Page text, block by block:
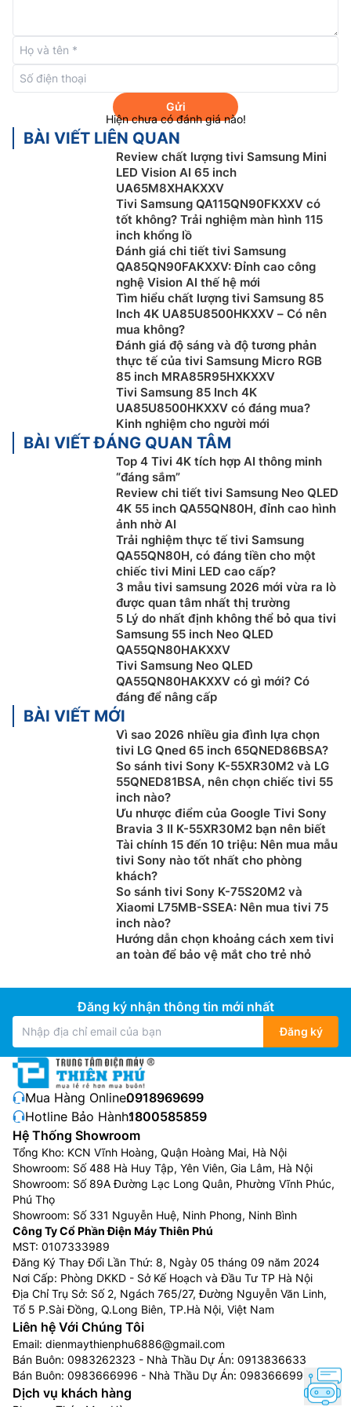
Xuất xứ: Chính hãng
Năm ra mắt: 2026
Công nghệ AI Upscaling nâng cấp hình ảnh chuẩn 4K:
Thưởng thức nội dung yêu thích của bạn với độ chi
tiết rực rỡ hơn nhờ công nghệ nâng cấp hình ảnh 4K
bằng AI. Bộ xử lý AI NQ4 thế hệ 2 có thể xử lý nội
dung và nâng cấp lên độ phân giải 4K với 20 mạng trí
tuệ AI – đồng thời vẫn duy trì chất lượng hình ảnh sắc
Công nghệ Adaptive Sound Pro: Bộ xử lý AI NQ4 thế
hệ 2 trên tivi SamsungQA55QN80Hhỗ trợ nhận diện
các loại âm thanh khác nhau – từ lời thoại đến nhạc
nền – tối ưu hóa theo từng nội dung và điều kiện môi
trường xung quanh, trước khi tinh chỉnh hoàn hảo với
công nghệ tái tạo âm thanh.
Trợ Lý Samsung Vision AI Companion
Việc nhận hỗ trợ từ AI giờ đây trở nên dễ dàng hơn với
Trợ lý Vision AI trên TV. Dù bạn hỏi về nội dung đang
xem hay những chủ đề thường ngày, AI cũng sẽ phản
hồi tức thì bằng video và hình ảnh thông qua nhiều
nguồn thông tin từ AI – mang đến trải nghiệm phong
phú, được cá nhân hóa trên màn hình lớn.
Chế Độ AI Football:Với chế độ AI Football, bạn có thể
xem bóng đá với các thiết lập hình ảnh và âm thanh
được tối ưu riêng cho môn thể thao này. Công nghệ
tối ưu bằng AI mang đến màu sắc rực rỡ hơn, độ
tương phản sống động và lời bình luận trong trẻo –
giúp bạn theo dõi từng đường chuyền, từng tiếng reo
hò với độ rõ nét chuẩn chuyên nghiệp.
để phân tích âm thanh theo thời gian thực và tách
thành hai kênh riêng biệt – giọng nói và hiệu ứng âm
thanh. Thông qua menu trên màn hình hoặc lệnh thoại,
bạn có thể điều chỉnh âm lượng của từng kênh, tạo
nên trải nghiệm nghe cá nhân hóa cho chương trình
TV, phim ảnh và trò chơi.
Thiết kế hình nền bằng AI:Với Generative Wallpaper,
tivi Samsung 4K QA55QN80HAKXXV của bạn có thể
tạo nên những hình ảnh độc đáo, ấn tượng và có một
không hai, phản ánh trọn vẹn khoảnh khắc hiện tại và
biến đổi không khí của cả không gian sống. Chỉ cần
chọn các từ khóa thể hiện bầu không khí bạn mong
muốn — dù là tiệc tùng cùng bạn bè, quây quần bên
gia đình hay thư giãn — và để AI làm nên điều kỳ diệu.
Hệ điều hành One UI Tizen
One UI Tizen mang đến trải nghiệm liền mạch và đồng
nhất trên các thiết bị Samsung. Samsung Tizen OS
giúp bạn tận hưởng trọn vẹn những đổi mới công nghệ
mới nhất của Samsung — từ truy cập nhanh nội dung
yêu thích, quản lý AI tiện lợi đến khả năng bảo mật
mạnh mẽ với Samsung Knox Security. Đặc biệt, One UI
Gửi
Hiện chưa có đánh giá nào!
BÀI VIẾT LIÊN QUAN
Review chất lượng tivi Samsung Mini
LED Vision AI 65 inch
UA65M8XHAKXXV
Tivi Samsung QA115QN90FKXXV có
tốt không? Trải nghiệm màn hình 115
inch khổng lồ
Đánh giá chi tiết tivi Samsung
QA85QN90FAKXXV: Đỉnh cao công
nghệ Vision AI thế hệ mới
Tìm hiểu chất lượng tivi Samsung 85
Inch 4K UA85U8500HKXXV – Có nên
mua không?
Đánh giá độ sáng và độ tương phản
thực tế của tivi Samsung Micro RGB
85 inch MRA85R95HXKXXV
Tivi Samsung 85 Inch 4K
UA85U8500HKXXV có đáng mua?
Kinh nghiệm cho người mới
BÀI VIẾT ĐÁNG QUAN TÂM
Top 4 Tivi 4K tích hợp AI thông minh
“đáng sắm”
Review chi tiết tivi Samsung Neo QLED
4K 55 inch QA55QN80H, đỉnh cao hình
ảnh nhờ AI
Trải nghiệm thực tế tivi Samsung
QA55QN80H, có đáng tiền cho một
chiếc tivi Mini LED cao cấp?
3 mẫu tivi samsung 2026 mới vừa ra lò
được quan tâm nhất thị trường
5 Lý do nhất định không thể bỏ qua tivi
Samsung 55 inch Neo QLED
QA55QN80HAKXXV
Tivi Samsung Neo QLED
QA55QN80HAKXXV có gì mới? Có
đáng để nâng cấp
BÀI VIẾT MỚI
Vì sao 2026 nhiều gia đình lựa chọn
tivi LG Qned 65 inch 65QNED86BSA?
So sánh tivi Sony K-55XR30M2 và LG
55QNED81BSA, nên chọn chiếc tivi 55
inch nào?
Ưu nhược điểm của Google Tivi Sony
Bravia 3 II K-55XR30M2 bạn nên biết
Tài chính 15 đến 10 triệu: Nên mua mẫu
tivi Sony nào tốt nhất cho phòng
khách?
So sánh tivi Sony K-75S20M2 và
Xiaomi L75MB-SSEA: Nên mua tivi 75
inch nào?
Hướng dẫn chọn khoảng cách xem tivi
an toàn để bảo vệ mắt cho trẻ nhỏ
Đăng ký nhận thông tin mới nhất
Đăng ký
Mua Hàng Online:0918969699
Hotline Bảo Hành:1800585859
Hệ Thống Showroom
Tổng Kho: KCN Vĩnh Hoàng, Quận Hoàng Mai, Hà Nội
Showroom: Số 488 Hà Huy Tập, Yên Viên, Gia Lâm, Hà Nội
Showroom: Số 89A Đường Lạc Long Quân, Phường Vĩnh Phúc,
Phú Thọ
Showroom: Số 331 Nguyễn Huệ, Ninh Phong, Ninh Bình
Công Ty Cổ Phần Điện Máy Thiên Phú
MST: 0107333989
Đăng Ký Thay Đổi Lần Thứ: 8, Ngày 05 tháng 09 năm 2024
Nơi Cấp: Phòng DKKD - Sở Kế Hoạch và Đầu Tư TP Hà Nội
Địa Chỉ Trụ Sở: Số 2, Ngách 765/27, Đường Nguyễn Văn Linh,
Tổ 5 P.Sài Đồng, Q.Long Biên, TP.Hà Nội, Việt Nam
Liên hệ Với Chúng Tôi
Email: dienmaythienphu6886@gmail.com
Bán Buôn: 0983262323 - Nhà Thầu Dự Án: 0913836633
Bán Buôn: 0983666996 - Nhà Thầu Dự Án: 0983666996
Dịch vụ khách hàng